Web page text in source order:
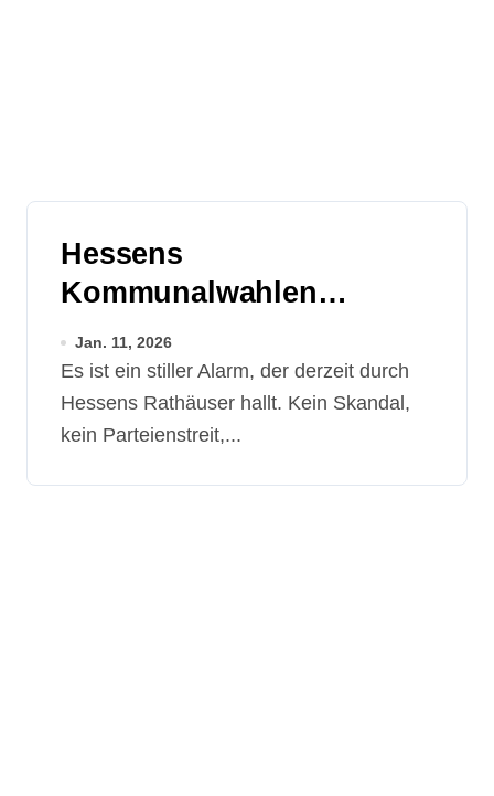
Hessens
Kommunalwahlen
brauchen mehr als
Wahlzettel – sie brauchen
Menschen
Jan. 11, 2026
Es ist ein stiller Alarm, der derzeit durch
Hessens Rathäuser hallt. Kein Skandal,
kein Parteienstreit,...